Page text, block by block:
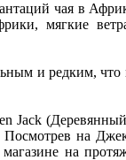
чая в
мягкие
и редким,
Jack
на
на